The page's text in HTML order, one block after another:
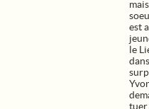
est
le
tuer